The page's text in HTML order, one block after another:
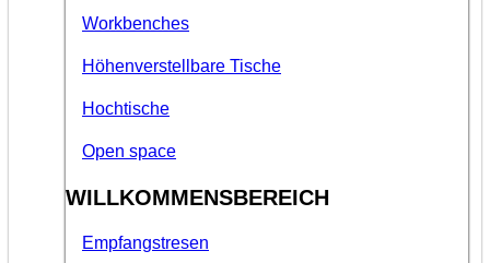
Workbenches
Höhenverstellbare Tische
Hochtische
Open space
WILLKOMMENSBEREICH
Empfangstresen